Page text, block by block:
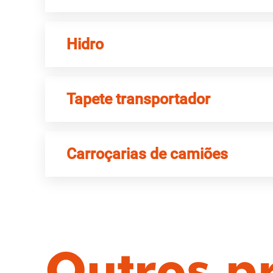
Hidro
Tapete transportador
Carroçarias de camiões